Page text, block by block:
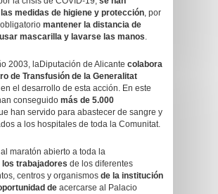
medidas de higiene y protección, por
mantener la distancia de
usar mascarilla y lavarse las manos.
2003, laDiputación de Alicante colabora
de Transfusión de la Generalitat
en el desarrollo de esta acción. En este
conseguido más de 5.000
han servido para abastecer de sangre y
a los hospitales de toda la Comunitat.
abierto a toda la
los trabajadores de los diferentes
centros y organismos de la institución
de acercarse al Palacio